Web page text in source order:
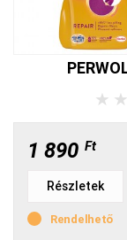
★ ★
1 890 Ft
Részletek
Rendelhető